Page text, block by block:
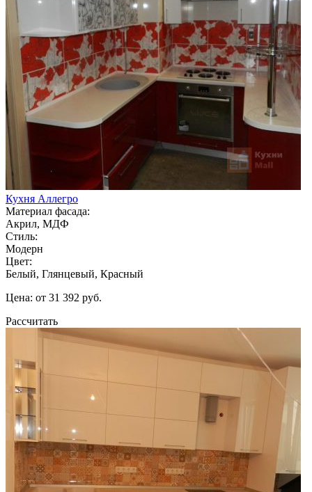
Кухня Аллегро
Материал фасада:
Акрил, МДФ
Стиль:
Модерн
Цвет:
Белый, Глянцевый, Красный
Цена: от 31 392 руб.
Рассчитать